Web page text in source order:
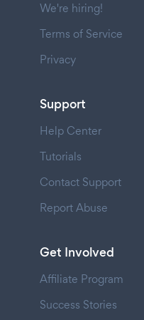
We're hiring!
Terms of Service
Privacy
Support
Help Center
Tutorials
Contact Support
Report Abuse
Get Involved
Affiliate Program
Success Stories